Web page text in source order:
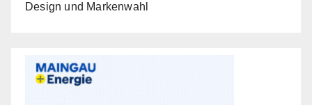
Design und Markenwahl